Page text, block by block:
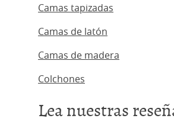
Camas tapizadas
Camas de latón
Camas de madera
Colchones
Lea nuestras